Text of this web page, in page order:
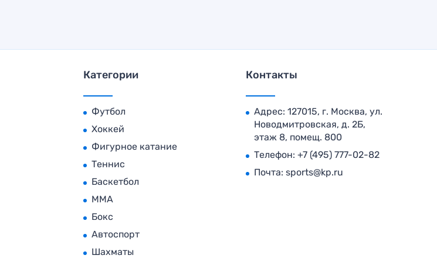
Категории
Футбол
Хоккей
Фигурное катание
Теннис
Баскетбол
MMA
Бокс
Автоспорт
Шахматы
Контакты
Адрес: 127015, г. Москва, ул.
Новодмитровская, д. 2Б,
этаж 8, помещ. 800
Телефон: +7 (495) 777-02-82
Почта: sports@kp.ru